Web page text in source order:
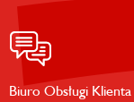
Biuro Obsługi Klienta